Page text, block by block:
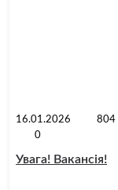
Увага! Вакансія!
16.01.2026
804
0